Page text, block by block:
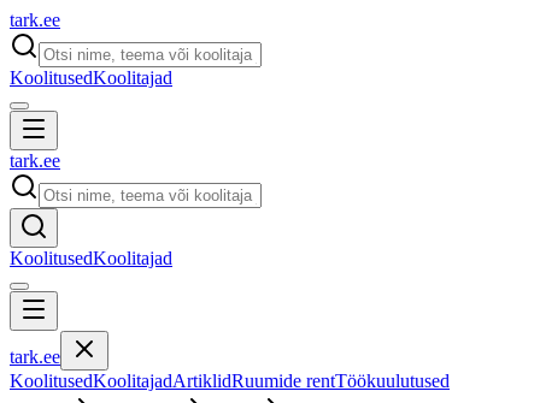
tark.ee
KoolitusedKoolitajad
tark.ee
KoolitusedKoolitajad
tark.ee
KoolitusedKoolitajadArtiklidRuumide rentTöökuulutused